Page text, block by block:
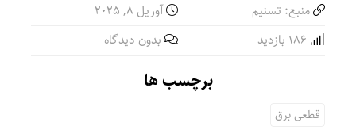
منبع: تسنیم
آوریل 8, 2025
بدون دیدگاه
برچسب ها
قطعی برق